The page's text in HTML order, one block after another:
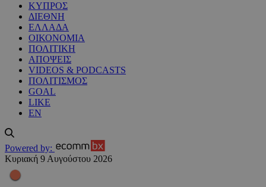
ΚΥΠΡΟΣ
ΔΙΕΘΝΗ
ΕΛΛΑΔΑ
ΟΙΚΟΝΟΜΙΑ
ΠΟΛΙΤΙΚΗ
ΑΠΟΨΕΙΣ
VIDEOS & PODCASTS
ΠΟΛΙΤΙΣΜΟΣ
GOAL
LIKE
EN
Powered by:
Κυριακή 9 Αυγούστου 2026